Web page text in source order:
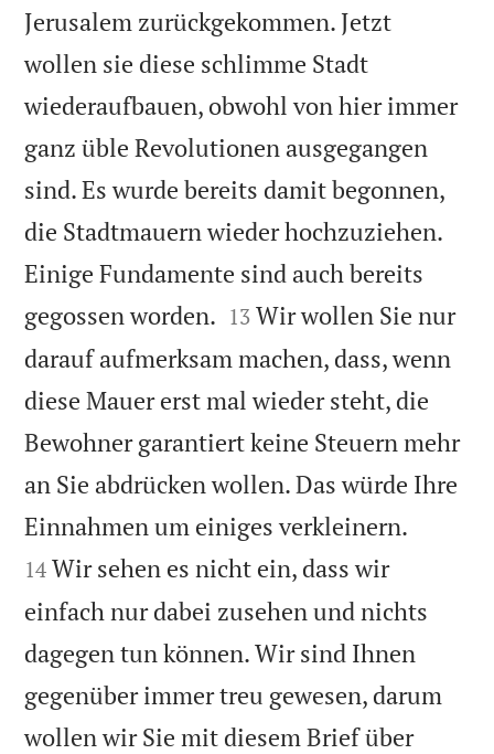
Jerusalem zurückgekommen. Jetzt
wollen sie diese schlimme Stadt
wiederaufbauen, obwohl von hier immer
ganz üble Revolutionen ausgegangen
sind. Es wurde bereits damit begonnen,
die Stadtmauern wieder hochzuziehen.
Einige Fundamente sind auch bereits
gegossen worden. 

13 Wir wollen Sie nur
darauf aufmerksam machen, dass, wenn
diese Mauer erst mal wieder steht, die
Bewohner garantiert keine Steuern mehr
an Sie abdrücken wollen. Das würde Ihre
Einnahmen um einiges verkleinern.
14 Wir sehen es nicht ein, dass wir
einfach nur dabei zusehen und nichts
dagegen tun können. Wir sind Ihnen
gegenüber immer treu gewesen, darum
wollen wir Sie mit diesem Brief über